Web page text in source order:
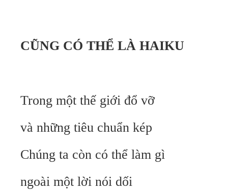
CŨNG CÓ THỂ LÀ HAIKU
Trong một thế giới đổ vỡ
và những tiêu chuẩn kép
Chúng ta còn có thể làm gì
ngoài một lời nói dối